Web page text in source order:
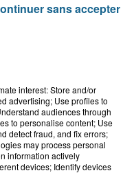
à
: Michael,
interest: Store and/or
advertising; Use profiles to
audiences through
to personalise content; Use
detect fraud, and fix errors;
may process personal
information actively
devices; Identify devices
sans accepter